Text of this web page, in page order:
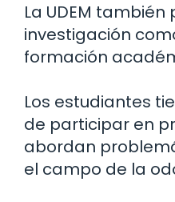
La UDEM
investigación
formación
Los estudiantes
de participar en
abordan
el campo de la